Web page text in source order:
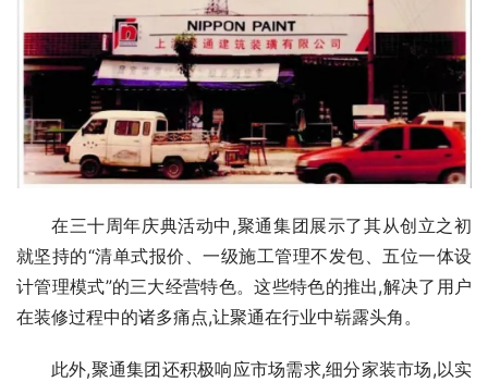
在三十周年庆典活动中,聚通集团展示了其从创立之初
就坚持的“清单式报价、一级施工管理不发包、五位一体设
计管理模式”的三大经营特色。这些特色的推出,解决了用户
在装修过程中的诸多痛点,让聚通在行业中崭露头角。
此外,聚通集团还积极响应市场需求,细分家装市场,以实